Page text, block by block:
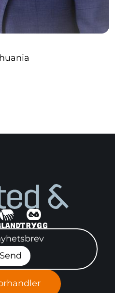
Send